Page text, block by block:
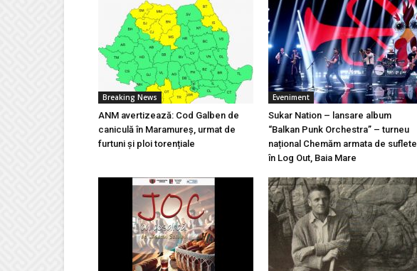
Breaking News
ANM avertizează: Cod Galben de
caniculă în Maramureș, urmat de
furtuni și ploi torențiale
Eveniment
Sukar Nation – lansare album
“Balkan Punk Orchestra” – turneu
național Chemăm armata de suflete
în Log Out, Baia Mare